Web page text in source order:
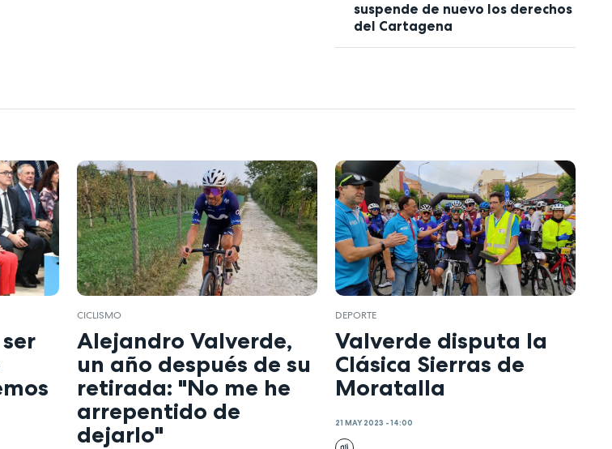
suspende de nuevo los derechos
del Cartagena
CICLISMO
Alejandro Valverde,
un año después de su
retirada: "No me he
arrepentido de
dejarlo"
DEPORTE
Valverde disputa la
Clásica Sierras de
Moratalla
21 MAY 2023 - 14:00